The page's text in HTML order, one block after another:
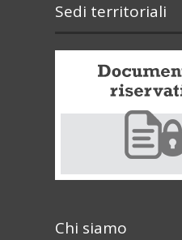
Sedi territoriali
Chi siamo